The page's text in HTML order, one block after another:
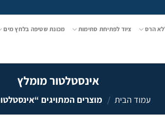
הרס ציוד לפתיחת סתימות מכונת שטיפה בלחץ מים
אינסטלטור מומלץ
עמוד הבית / מוצרים המתויגים